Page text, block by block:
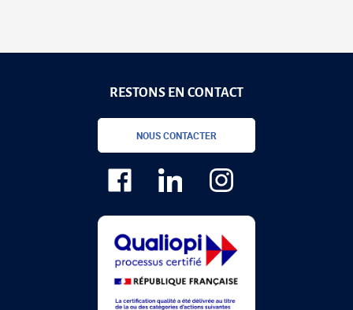
RESTONS EN CONTACT
NOUS CONTACTER